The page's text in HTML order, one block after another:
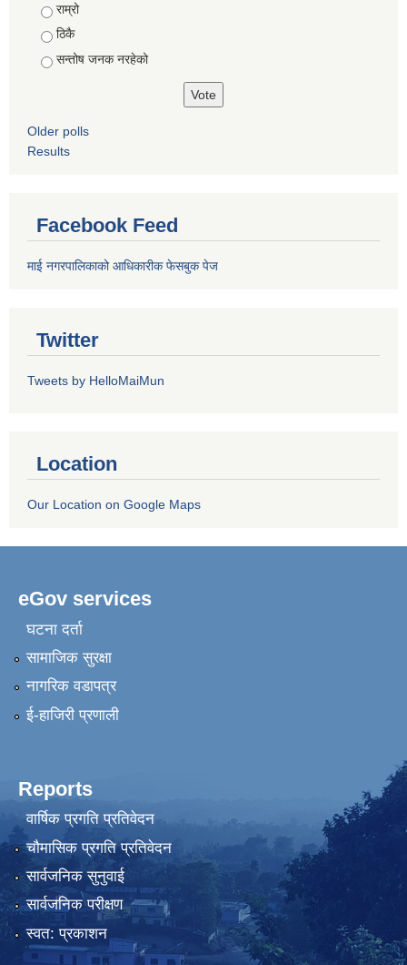
राम्रो
ठिकै
सन्तोष जनक नरहेको
Older polls
Results
Facebook Feed
माई नगरपालिकाको आधिकारीक फेसबुक पेज
Twitter
Tweets by HelloMaiMun
Location
Our Location on Google Maps
eGov services
घटना दर्ता
सामाजिक सुरक्षा
नागरिक वडापत्र
ई-हाजिरी प्रणाली
Reports
वार्षिक प्रगति प्रतिवेदन
चौमासिक प्रगति प्रतिवेदन
सार्वजनिक सुनुवाई
सार्वजनिक परीक्षण
स्वत: प्रकाशन